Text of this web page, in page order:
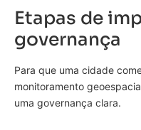
Etapas de
governança
Para que uma cidade
monitoramento
uma governança clara.